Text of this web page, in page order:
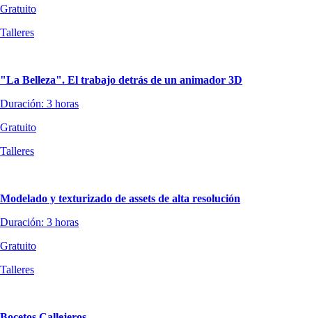
Gratuito
Talleres
"La Belleza". El trabajo detrás de un animador 3D
Duración: 3 horas
Gratuito
Talleres
Modelado y texturizado de assets de alta resolución
Duración: 3 horas
Gratuito
Talleres